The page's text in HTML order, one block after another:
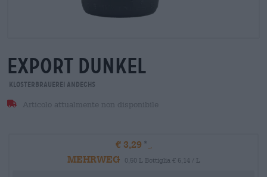
export dunkel
Klosterbrauerei Andechs
Articolo attualmente non disponibile
€ 3,29
MEHRWEG
0,50 L Bottiglia € 6,14 / L